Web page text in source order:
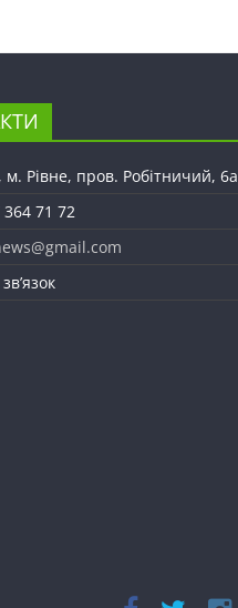
м. Рівне, пров. Робітничий, 6а
71 72